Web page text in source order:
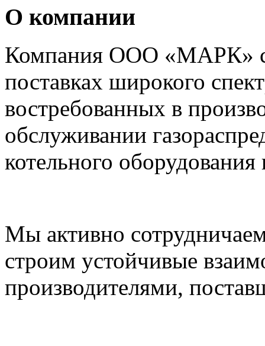
О компании
Компания ООО «МАРК» с
поставках широкого
востребованных в
обслуживании
котельного оборудования
Мы активно
строим устойчивые
производителями,